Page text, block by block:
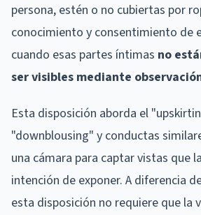
persona, estén o no cubiertas por
conocimiento y consentimiento de
cuando esas partes íntimas no
ser visibles mediante
Esta disposición aborda el
"downblousing" y conductas
una cámara para captar vistas que
intención de exponer. A diferencia
esta disposición no requiere que la